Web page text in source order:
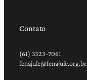
Contato
(61) 3323-7061
fenajufe@fenajufe.org.br